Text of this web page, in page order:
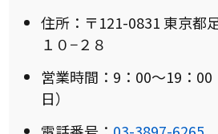
住所：〒121-0831 東京都
１０−２８
営業時間：9：00～19：
日）